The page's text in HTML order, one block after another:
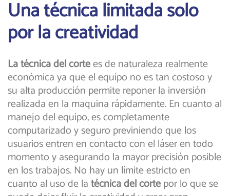
Una técnica limitada solo
por la creatividad
La técnica del cortees de naturaleza realmente
económica ya que el equipo no es tan costoso y
su alta producción permite reponer la inversión
realizada en la maquina rápidamente. En cuanto al
manejo del equipo, es completamente
computarizado y seguro previniendo que los
usuarios entren en contacto con el láser en todo
momento y asegurando la mayor precisión posible
en los trabajos. No hay un límite estricto en
cuanto al uso de latécnica del cortepor lo que se